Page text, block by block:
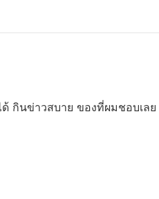
กินข่าวสบาย ของที่ผมชอบเลย